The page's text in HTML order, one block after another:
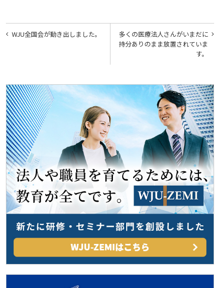
投
ゲ
ー
シ
ョ
ン
多くの医療法人さんがいまだに
持分ありのまま放置されていま
す。
WJU全国会が動き出しました。